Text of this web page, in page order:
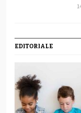
EDITORIALE